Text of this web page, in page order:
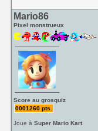
Mario86
Pixel monstrueux
Score au grosquiz
0001260 pts.
Joue àSuper Mario Kart